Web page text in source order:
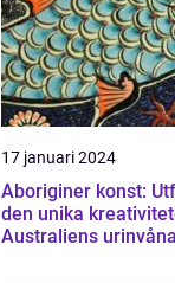
17 januari 2024
Aboriginer konst:
den unika
Australiens